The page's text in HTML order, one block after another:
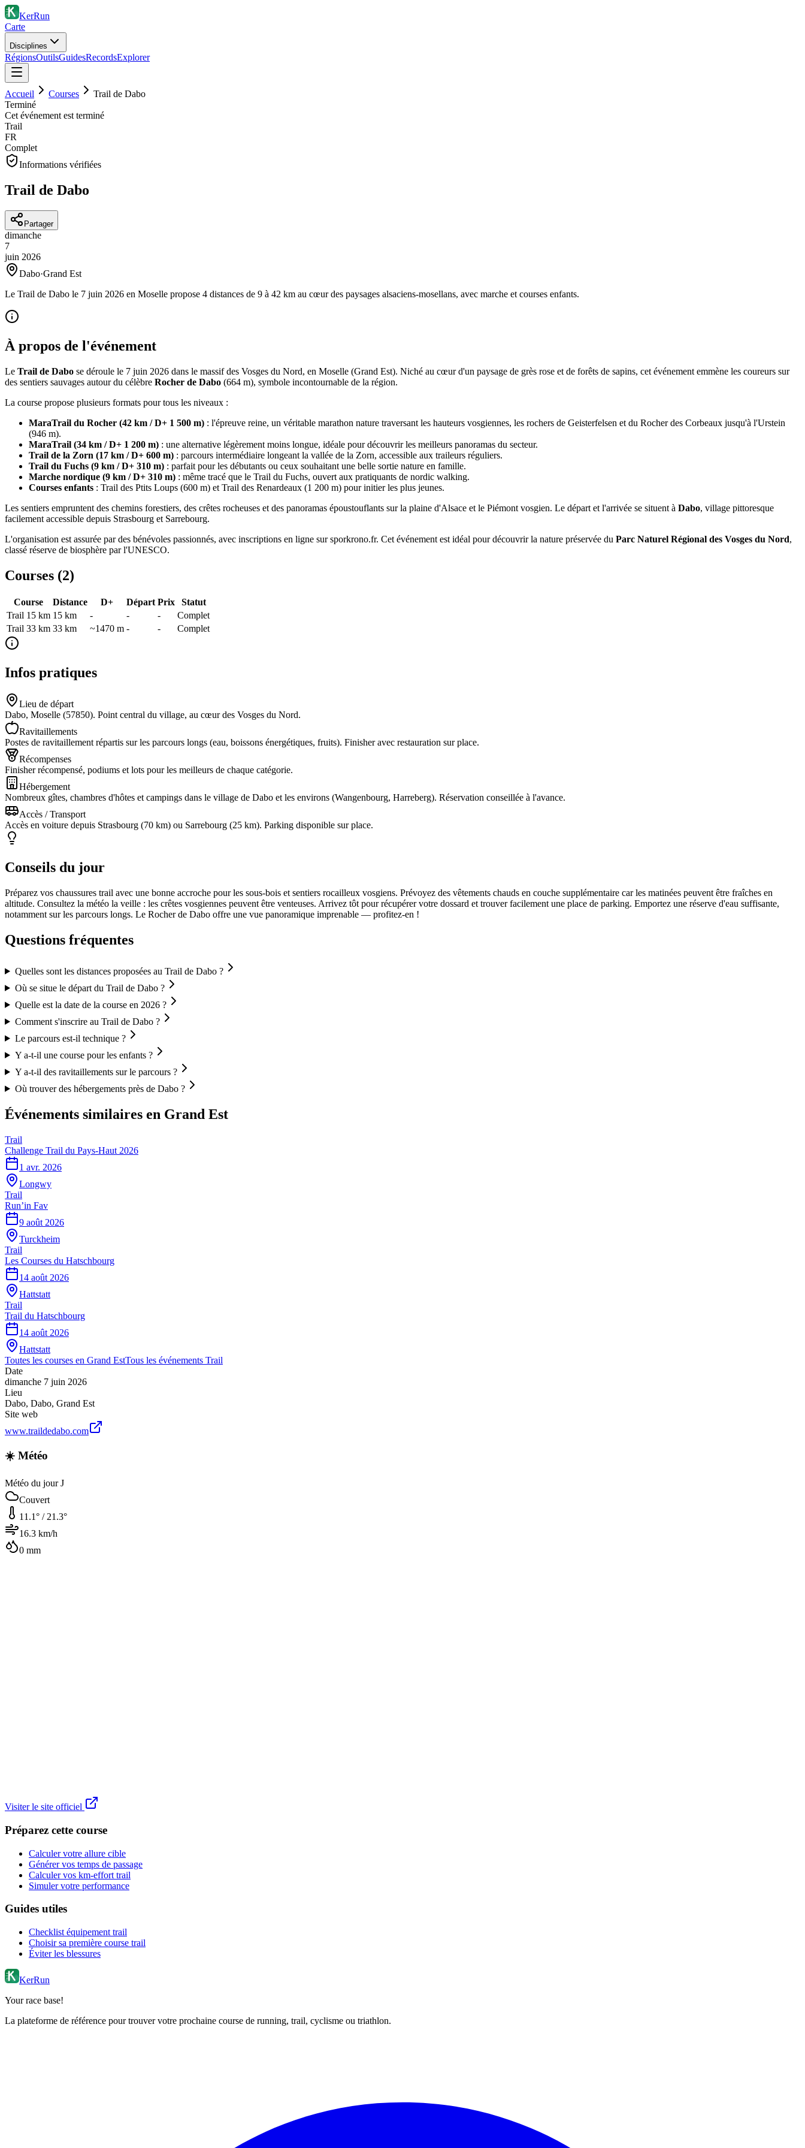
KerRun
Carte
Disciplines
RégionsOutilsGuidesRecordsExplorer
Accueil Courses
Trail de Dabo
Terminé
Cet événement est terminé
Trail
FR
Complet
Informations vérifiées
Trail de Dabo
Partager
dimanche
7
juin 2026
Dabo·Grand Est
Le Trail de Dabo le 7 juin 2026 en Moselle propose 4 distances de 9 à 42 km au cœur des paysages alsaciens-mosellans, avec marche et courses enfants.
À propos de l'événement
Le Trail de Dabo se déroule le 7 juin 2026 dans le massif des Vosges du Nord, en Moselle (Grand Est). Niché au cœur d'un paysage de grès rose et de forêts de sapins, cet événement emmène les coureurs sur
des sentiers sauvages autour du célèbre Rocher de Dabo (664 m), symbole incontournable de la région.
La course propose plusieurs formats pour tous les niveaux :
MaraTrail du Rocher (42 km / D+ 1 500 m) : l'épreuve reine, un véritable marathon nature traversant les hauteurs vosgiennes, les rochers de Geisterfelsen et du Rocher des Corbeaux jusqu'à l'Urstein
(946 m).
MaraTrail (34 km / D+ 1 200 m) : une alternative légèrement moins longue, idéale pour découvrir les meilleurs panoramas du secteur.
Trail de la Zorn (17 km / D+ 600 m) : parcours intermédiaire longeant la vallée de la Zorn, accessible aux traileurs réguliers.
Trail du Fuchs (9 km / D+ 310 m) : parfait pour les débutants ou ceux souhaitant une belle sortie nature en famille.
Marche nordique (9 km / D+ 310 m) : même tracé que le Trail du Fuchs, ouvert aux pratiquants de nordic walking.
Courses enfants : Trail des Ptits Loups (600 m) et Trail des Renardeaux (1 200 m) pour initier les plus jeunes.
Les sentiers empruntent des chemins forestiers, des crêtes rocheuses et des panoramas époustouflants sur la plaine d'Alsace et le Piémont vosgien. Le départ et l'arrivée se situent à Dabo, village pittoresque
facilement accessible depuis Strasbourg et Sarrebourg.
L'organisation est assurée par des bénévoles passionnés, avec inscriptions en ligne sur sporkrono.fr. Cet événement est idéal pour découvrir la nature préservée du Parc Naturel Régional des Vosges du Nord,
classé réserve de biosphère par l'UNESCO.
Courses (2)
Course Distance D+ Départ Prix
Statut
Trail 15 km 15 km - - -
Complet
Trail 33 km 33 km ~1470 m - - Complet
Infos pratiques
Lieu de départ
Dabo, Moselle (57850). Point central du village, au cœur des Vosges du Nord.
Ravitaillements
Postes de ravitaillement répartis sur les parcours longs (eau, boissons énergétiques, fruits). Finisher avec restauration sur place.
Récompenses
Finisher récompensé, podiums et lots pour les meilleurs de chaque catégorie.
Hébergement
Nombreux gîtes, chambres d'hôtes et campings dans le village de Dabo et les environs (Wangenbourg, Harreberg). Réservation conseillée à l'avance.
Accès / Transport
Accès en voiture depuis Strasbourg (70 km) ou Sarrebourg (25 km). Parking disponible sur place.
Conseils du jour
Préparez vos chaussures trail avec une bonne accroche pour les sous-bois et sentiers rocailleux vosgiens. Prévoyez des vêtements chauds en couche supplémentaire car les matinées peuvent être fraîches en
altitude. Consultez la météo la veille : les crêtes vosgiennes peuvent être venteuses. Arrivez tôt pour récupérer votre dossard et trouver facilement une place de parking. Emportez une réserve d'eau suffisante,
notamment sur les parcours longs. Le Rocher de Dabo offre une vue panoramique imprenable — profitez-en !
Questions fréquentes
Quelles sont les distances proposées au Trail de Dabo ?
Où se situe le départ du Trail de Dabo ?
Quelle est la date de la course en 2026 ?
Comment s'inscrire au Trail de Dabo ?
Le parcours est-il technique ?
Y a-t-il une course pour les enfants ?
Y a-t-il des ravitaillements sur le parcours ?
Où trouver des hébergements près de Dabo ?
Événements similaires en Grand Est
Trail
Challenge Trail du Pays-Haut 2026
1 avr. 2026
Longwy
Trail
Run’in Fav
9 août 2026
Turckheim
Trail
Les Courses du Hatschbourg
14 août 2026
Hattstatt
Trail
Trail du Hatschbourg
14 août 2026
Hattstatt
Toutes les courses en Grand EstTous les événements Trail
Date
dimanche 7 juin 2026
Lieu
Dabo, Dabo, Grand Est
Site web
www.traildedabo.com
☀️ Météo
Météo du jour J
Couvert
11.1° / 21.3°
16.3 km/h
0 mm
Visiter le site officiel
Préparez cette course
Calculer votre allure cible
Générer vos temps de passage
Calculer vos km-effort trail
Simuler votre performance
Guides utiles
Checklist équipement trail
Choisir sa première course trail
Éviter les blessures
KerRun
Your race base!
La plateforme de référence pour trouver votre prochaine course de running, trail, cyclisme ou triathlon.